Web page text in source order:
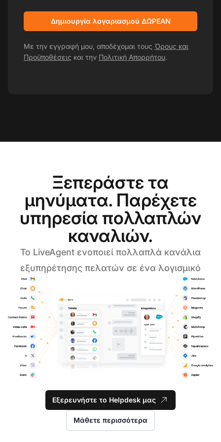
Δημιουργία λογαριασμού ΔΩΡΕΑΝ
Με την εγγραφή μου, αποδέχομαι τους Όρους και
Προϋποθέσεις και την Πολιτική Απορρήτου.
Ξεπεράστε τα
μηνύματα. Παρέχετε
υπηρεσία πολλαπλών
καναλιών.
Το LiveAgent ενοποιεί πολλαπλά κανάλια
εξυπηρέτησης πελατών σε ένα λογισμικό
Εξερευνήστε το Helpdesk μας
Μάθετε περισσότερα